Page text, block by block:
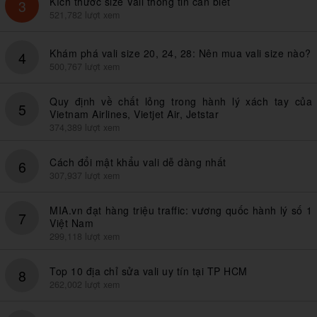
3 521,782 lượt xem
4 Khám phá vali size 20, 24, 28: Nên mua vali size nào?
500,767 lượt xem
5
Quy định về chất lỏng trong hành lý xách tay của
Vietnam Airlines, Vietjet Air, Jetstar
374,389 lượt xem
6 Cách đổi mật khẩu vali dễ dàng nhất
307,937 lượt xem
7
MIA.vn đạt hàng triệu traffic: vương quốc hành lý số 1
Việt Nam
299,118 lượt xem
8 Top 10 địa chỉ sửa vali uy tín tại TP HCM
262,002 lượt xem